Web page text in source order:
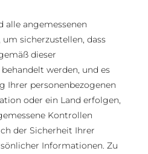
alle angemessenen
sicherzustellen, dass
dieser
werden, und es
Ihrer personenbezogenen
oder ein Land erfolgen,
Kontrollen
der Sicherheit Ihrer
Informationen. Zu